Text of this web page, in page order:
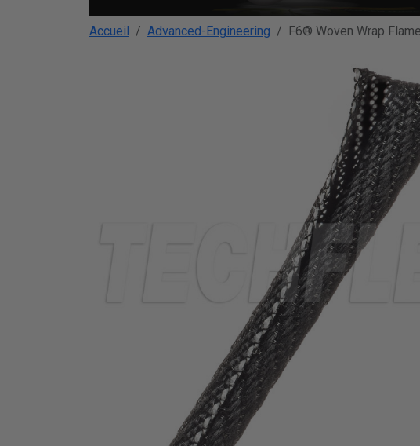
TEMPÉRATURE
Accueil Advanced-Engineering F6® Woven Wrap